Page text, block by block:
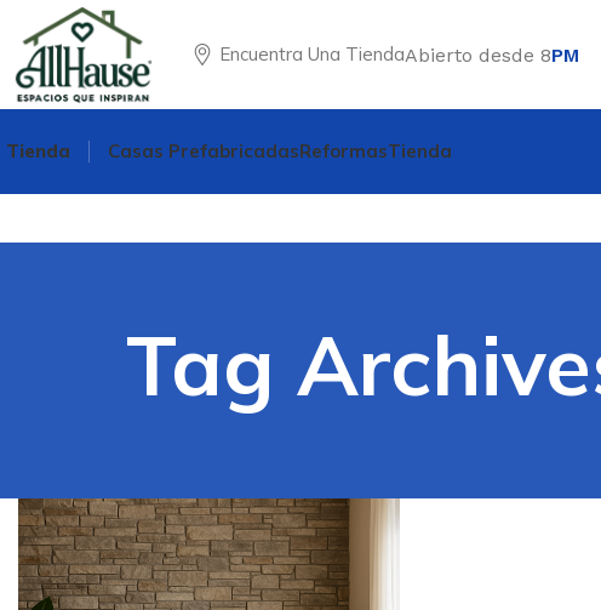
Encuentra Una TiendaAbierto desde 8PM
Tienda Casas PrefabricadasReformasTienda
Tag